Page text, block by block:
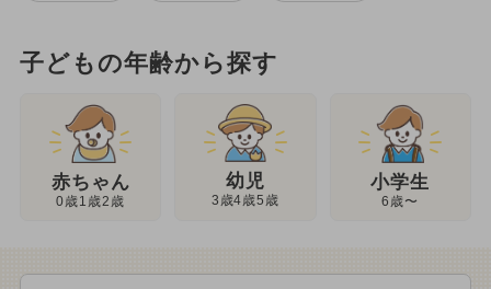
子どもの年齢から探す
赤ちゃん
0歳1歳2歳
幼児
3歳4歳5歳
小学生
6歳〜